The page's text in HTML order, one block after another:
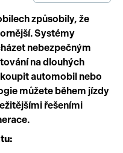
Pracovní stroje
Náhradní díly
Příslušenství
Auto a život
Videa
způsobily, že
Systémy
nebezpečným
na dlouhých
automobil nebo
můžete během jízdy
řešeními